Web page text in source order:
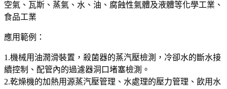
空氣、瓦斯、蒸氣、水、油、腐蝕性氣體及液體等化學工業、
食品工業
應用範例：
1.機械用油潤滑裝置，殺菌器的蒸汽壓檢測，冷卻水的斷水接
續控制、配管內的過濾器洞口堵塞檢測。
2.乾燥機的加熱用源蒸汽壓管理、水處理的壓力管理、飲用水